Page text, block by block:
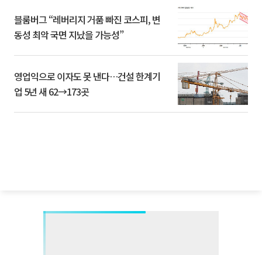
블룸버그 “레버리지 거품 빠진 코스피, 변
동성 최악 국면 지났을 가능성”
영업익으로 이자도 못 낸다…건설 한계기
업 5년 새 62→173곳